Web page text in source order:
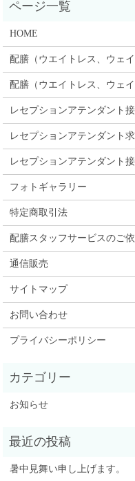
HOME
配膳（ウエイトレス、ウェ
配膳（ウエイトレス、ウェ
レセプションアテンダント
レセプションアテンダント
レセプションアテンダント
フォトギャラリー
特定商取引法
配膳スタッフサービスのご
通信販売
サイトマップ
お問い合わせ
プライバシーポリシー
お知らせ
暑中見舞い申し上げます。